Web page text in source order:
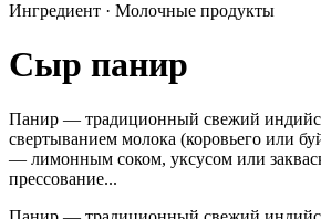
Ингредиент · Молочные продукты
Сыр панир
Панир — традиционный свежий
свертыванием молока (коровьего или
— лимонным соком, уксусом или
прессование...